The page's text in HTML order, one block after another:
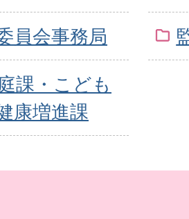
員会事務局
課・こども
康増進課